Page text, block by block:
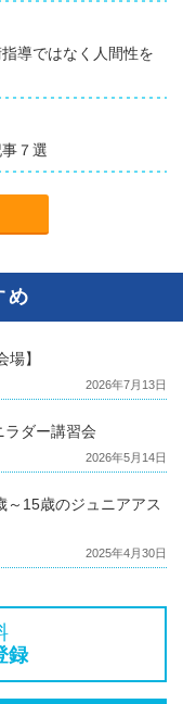
導ではなく人間性を
７選
め
】
2026年7月13日
ラダー講習会
2026年5月14日
～15歳のジュニアアス
2025年4月30日
録